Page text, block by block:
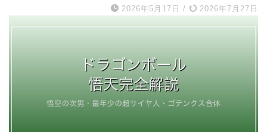
2026年5月17日 / 2026年7月27日